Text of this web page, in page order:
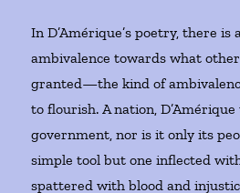
In D’Amérique’s poetry, there is
ambivalence towards what
granted—the kind of
to flourish. A nation,
government, nor is it only its
simple tool but one inflected
spattered with blood and